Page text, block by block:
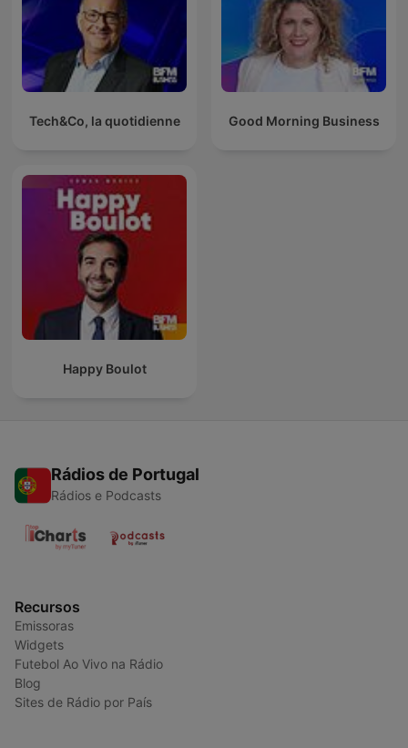
Tech&Co, la quotidienne Good Morning Business
Happy Boulot
Rádios de Portugal
Rádios e Podcasts
Recursos
Emissoras
Widgets
Futebol Ao Vivo na Rádio
Blog
Sites de Rádio por País